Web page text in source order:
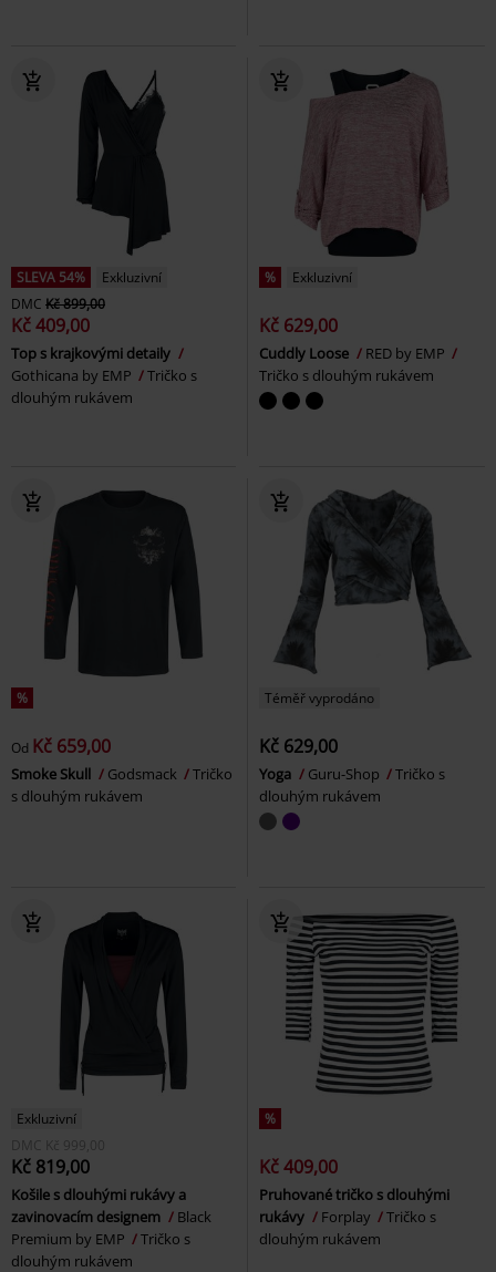
SLEVA 54%
Exkluzivní
DMC Kč 899,00
Kč 409,00
Top s krajkovými detaily
Gothicana by EMP
Tričko s
dlouhým rukávem
% Exkluzivní
Kč 629,00
Cuddly Loose
RED by EMP
Tričko s dlouhým rukávem
%
Od Kč 659,00
Smoke Skull Godsmack
Tričko
s dlouhým rukávem
Téměř vyprodáno
Kč 629,00
Yoga Guru-Shop
Tričko s
dlouhým rukávem
Exkluzivní
DMC
Kč 999,00
Kč 819,00
Košile s dlouhými rukávy a
zavinovacím designem
Black
Premium by EMP
Tričko s
dlouhým rukávem
%
Kč 409,00
Pruhované tričko s dlouhými
rukávy
Forplay
Tričko s
dlouhým rukávem